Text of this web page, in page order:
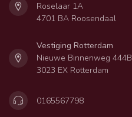
Roselaar 1A
4701 BA Roosendaal
Vestiging Rotterdam
Nieuwe Binnenweg 444B
3023 EX Rotterdam
0165567798